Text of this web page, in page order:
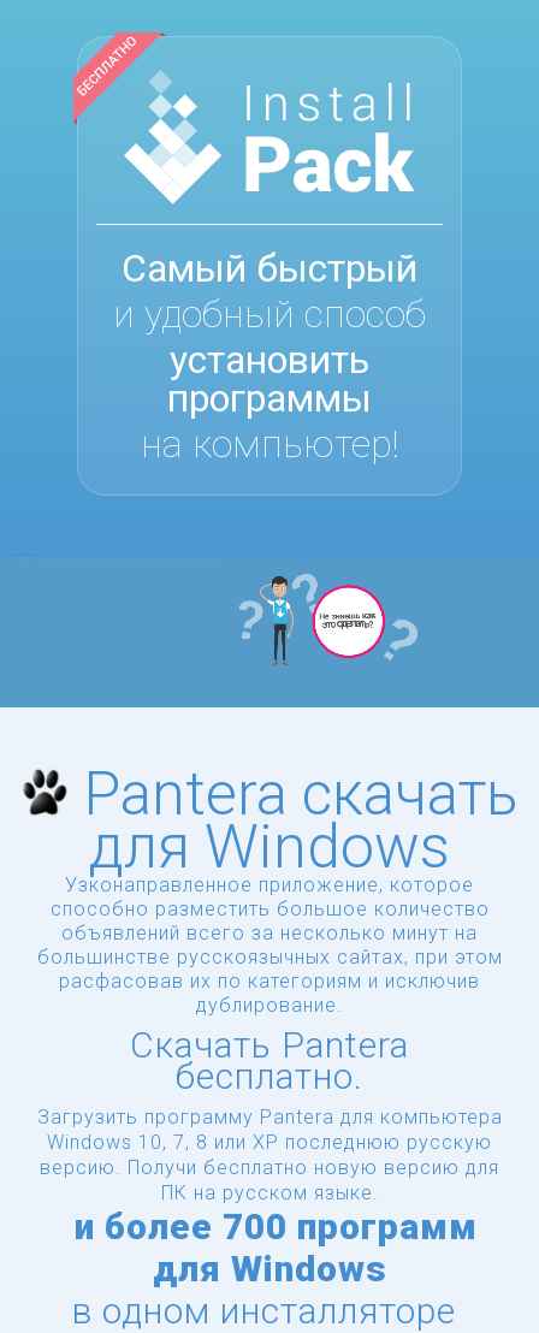
Самый быстрый
и удобный способ
установить
программы
на компьютер!
Pantera скачать
для Windows
Узконаправленное приложение, которое
способно разместить большое количество
объявлений всего за несколько минут на
большинстве русскоязычных сайтах, при этом
расфасовав их по категориям и исключив
дублирование.
Скачать Pantera
бесплатно.
Загрузить программу Pantera для компьютера
Windows 10, 7, 8 или XP последнюю русскую
версию.
Получи бесплатно новую версию для
ПК на русском языке.
и более 700 программ
для Windows
в одном инсталляторе